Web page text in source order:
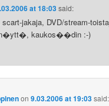
at 18:03said:
jakaja, DVD/stream-
n�ytt�, kaukos��din :-)
on9.03.2006 at 19:03said: